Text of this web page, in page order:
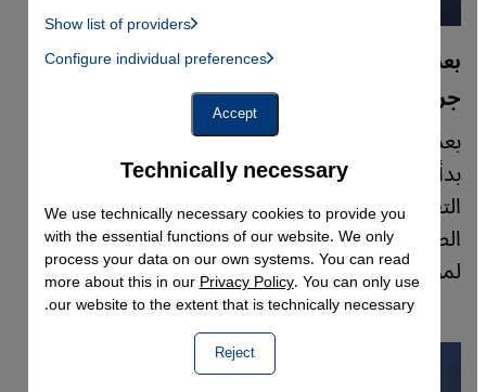
بعد عشرين عاما على الاجتياح الأمريكي للعراق
جروح العراق تلتئم ببطء
بعد 20 عاما على اجتياح واشنطن عسكريا للعراق
بدأت بلاد الرافدين تتماثل للشفاء ببطء، ولكن طريق
التعافي مليء بالعقبات. خلاصة الأحداث تستذكرها
الصحفية الألمانية بيرغيت سفينسون من بغداد
لموقع قنطرة.
Technically necessary
We use technically necessary cookies to provide you
with the essential functions of our website. We only
process your data on our own systems. You can read
more about this in ourPrivacy Policy. You can only use
our website to the extent that is technically necessary.
Reject
Show list of providers
Instagram Embed, Twitter Embed, Youtube Embed
Facebook Embed / Facebook Connect
Google Maps Embed
Configure individual preferences
Accept